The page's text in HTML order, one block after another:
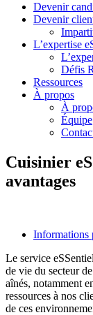
Devenir
Devenir
L’expertise
Défis
Ressources
À propos
À
Équipe
Cuisinier
avantages
Informations
Le service
de vie du secteur
aînés, notamment
ressources à nos
de ces